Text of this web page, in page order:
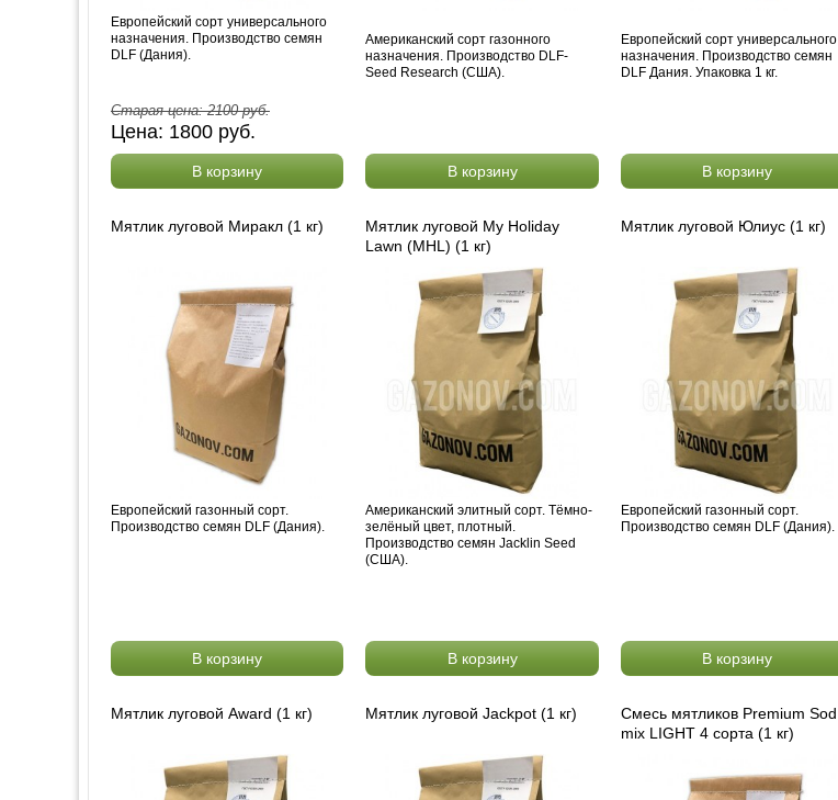
Европейский сорт универсального
назначения. Производство семян
DLF (Дания).
Старая цена:2100руб.
Цена: 1800 руб.
В корзину
Американский сорт газонного
назначения. Производство DLF-
Seed Research (США).
В корзину
Европейский сорт универсального
назначения. Производство семян
DLF Дания. Упаковка 1 кг.
В корзину
Мятлик луговой Миракл (1 кг)
Европейский газонный сорт.
Производство семян DLF (Дания).
В корзину
Мятлик луговой My Holiday
Lawn (MHL) (1 кг)
Американский элитный сорт. Тёмно-
зелёный цвет, плотный.
Производство семян Jacklin Seed
(США).
В корзину
Мятлик луговой Юлиус (1 кг)
Европейский газонный сорт.
Производство семян DLF (Дания).
В корзину
Мятлик луговой Award (1 кг) Мятлик луговой Jackpot (1 кг)
Смесь мятликов Premium Sod
mix LIGHT 4 сорта (1 кг)